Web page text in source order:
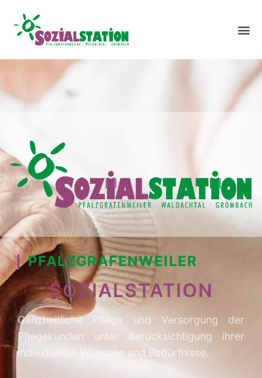
PFALZGRAFENWEILER
SOZIALSTATION
Ganzheitliche Pflege und Versorgung der
Pflegekunden unter Berücksichtigung ihrer
individuellen Wünsche und Bedürfnisse.